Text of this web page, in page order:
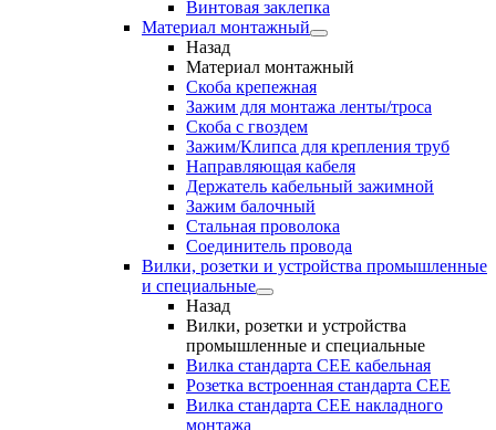
Винтовая заклепка
Материал монтажный
Назад
Материал монтажный
Скоба крепежная
Зажим для монтажа ленты/троса
Скоба с гвоздем
Зажим/Клипса для крепления труб
Направляющая кабеля
Держатель кабельный зажимной
Зажим балочный
Стальная проволока
Соединитель провода
Вилки, розетки и устройства промышленные
и специальные
Назад
Вилки, розетки и устройства
промышленные и специальные
Вилка стандарта CEE кабельная
Розетка встроенная стандарта CEE
Вилка стандарта CEE накладного
монтажа